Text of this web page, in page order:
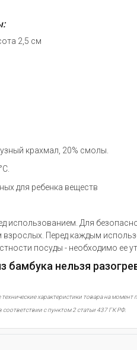
2,5 см
крахмал, 20% смолы.
для ребенка веществ
Для
Перед каждым
посуды - необходимо ее
бамбука нельзя
характеристики товара на момент
соответствии с пунктом 2 статьи 437 ГК РФ.